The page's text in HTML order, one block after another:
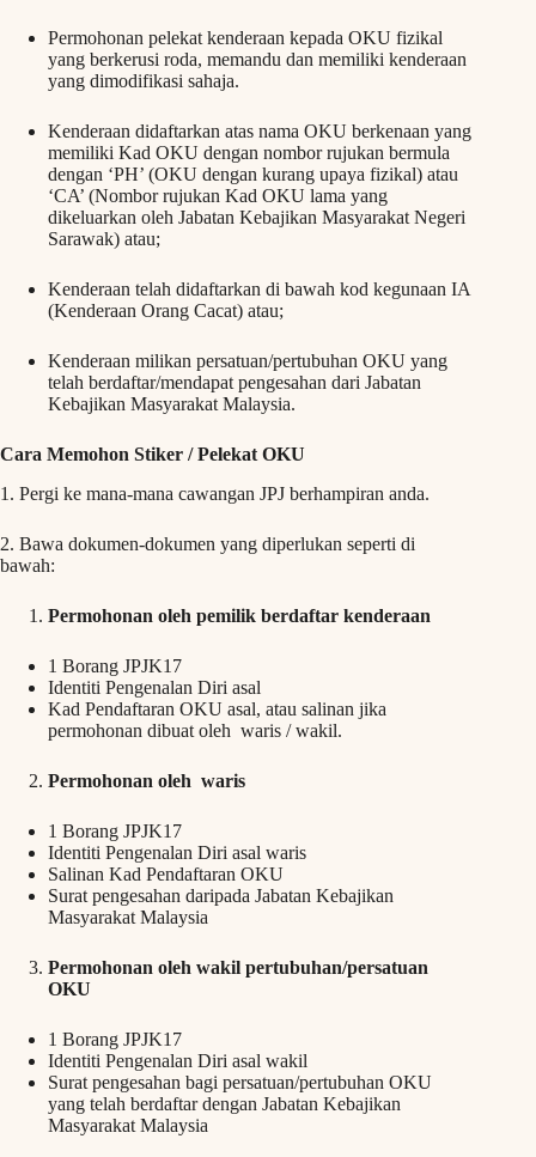
Permohonan pelekat kenderaan kepada OKU fizikal
yang berkerusi roda, memandu dan memiliki kenderaan
yang dimodifikasi sahaja.
Kenderaan didaftarkan atas nama OKU berkenaan yang
memiliki Kad OKU dengan nombor rujukan bermula
dengan ‘PH’ (OKU dengan kurang upaya fizikal) atau
‘CA’ (Nombor rujukan Kad OKU lama yang
dikeluarkan oleh Jabatan Kebajikan Masyarakat Negeri
Sarawak) atau;
Kenderaan telah didaftarkan di bawah kod kegunaan IA
(Kenderaan Orang Cacat) atau;
Kenderaan milikan persatuan/pertubuhan OKU yang
telah berdaftar/mendapat pengesahan dari Jabatan
Kebajikan Masyarakat Malaysia.
Cara Memohon Stiker / Pelekat OKU
1. Pergi ke mana-mana cawangan JPJ berhampiran anda.
2. Bawa dokumen-dokumen yang diperlukan seperti di
bawah:
Permohonan oleh pemilik berdaftar kenderaan
1 Borang JPJK17
Identiti Pengenalan Diri asal
Kad Pendaftaran OKU asal, atau salinan jika
permohonan dibuat oleh waris / wakil.
Permohonan oleh waris
1 Borang JPJK17
Identiti Pengenalan Diri asal waris
Salinan Kad Pendaftaran OKU
Surat pengesahan daripada Jabatan Kebajikan
Masyarakat Malaysia
Permohonan oleh wakil pertubuhan/persatuan
OKU
1 Borang JPJK17
Identiti Pengenalan Diri asal wakil
Surat pengesahan bagi persatuan/pertubuhan OKU
yang telah berdaftar dengan Jabatan Kebajikan
Masyarakat Malaysia